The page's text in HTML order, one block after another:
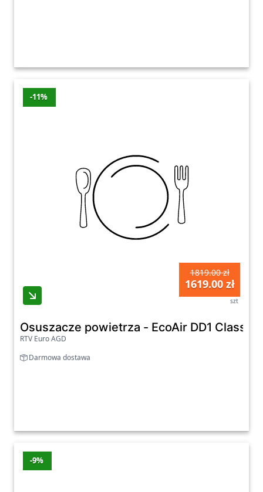
-11%
1819.00 zł
1619.00 zł
szt
Osuszacze powietrza - EcoAir DD1 Classic
RTV Euro AGD
Darmowa dostawa
-9%